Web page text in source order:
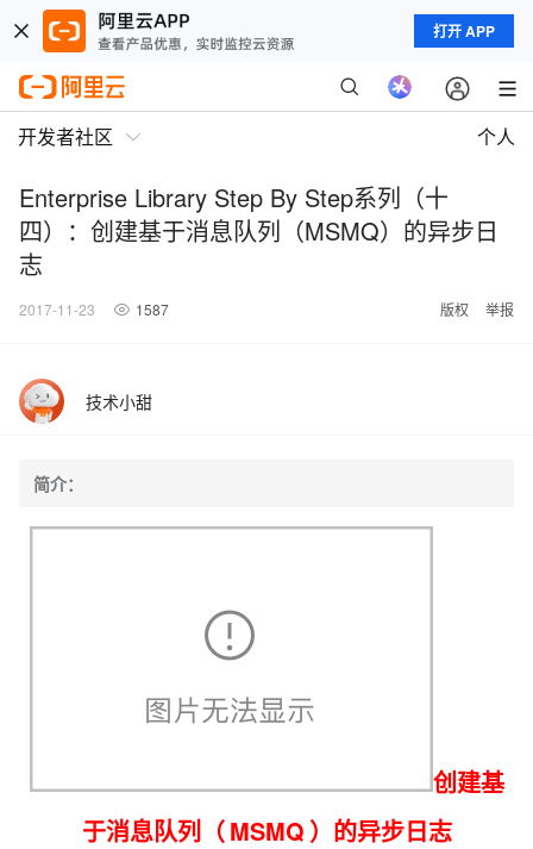
打开 APP
开发者社区 个人
Enterprise Library Step By Step系列（十
四）：创建基于消息队列（MSMQ）的异步日
志
2017-11-23 1587 版权 举报
技术小甜
简介：
创建基
于消息队列（ MSMQ ）的异步日志